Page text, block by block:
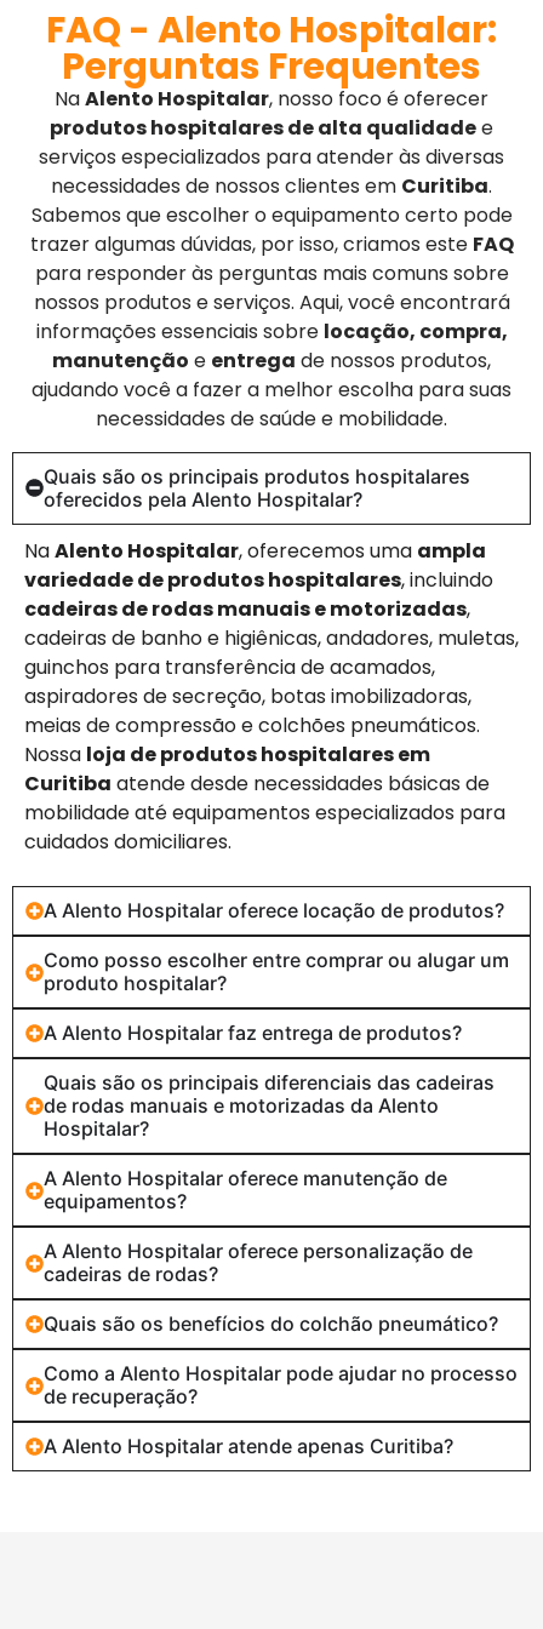
FAQ - Alento Hospitalar:
Perguntas Frequentes
NaAlento Hospitalar, nosso foco é oferecer
produtos hospitalares de alta qualidadee
serviços especializados para atender às diversas
necessidades de nossos clientes em Curitiba.
Sabemos que escolher o equipamento certo pode
trazer algumas dúvidas, por isso, criamos este FAQ
para responder às perguntas mais comuns sobre
nossos produtos e serviços. Aqui, você encontrará
informações essenciais sobre locação, compra,
manutenção e entrega de nossos produtos,
ajudando você a fazer a melhor escolha para suas
necessidades de saúde e mobilidade.
Quais são os principais produtos hospitalares
oferecidos pela Alento Hospitalar?
NaAlento Hospitalar, oferecemos uma ampla
variedade de produtos hospitalares, incluindo
cadeiras de rodas manuais e motorizadas,
cadeiras de banho e higiênicas, andadores, muletas,
guinchos para transferência de acamados,
aspiradores de secreção, botas imobilizadoras,
meias de compressão e colchões pneumáticos.
Nossa loja de produtos hospitalares em
Curitiba atende desde necessidades básicas de
mobilidade até equipamentos especializados para
cuidados domiciliares.
A Alento Hospitalar oferece locação de produtos?
Como posso escolher entre comprar ou alugar um
produto hospitalar?
A Alento Hospitalar faz entrega de produtos?
Quais são os principais diferenciais das cadeiras
de rodas manuais e motorizadas da Alento
Hospitalar?
A Alento Hospitalar oferece manutenção de
equipamentos?
A Alento Hospitalar oferece personalização de
cadeiras de rodas?
Quais são os benefícios do colchão pneumático?
Como a Alento Hospitalar pode ajudar no processo
de recuperação?
A Alento Hospitalar atende apenas Curitiba?